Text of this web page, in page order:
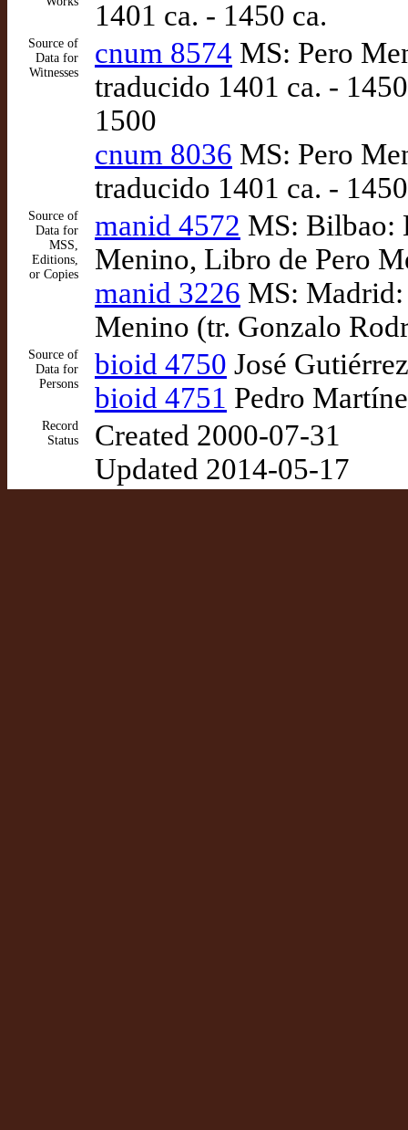
1401 ca. - 1450 ca.
Source of
Data for
Witnesses
cnum 8574 MS: Pero
traducido 1401 ca. -
1500
cnum 8036 MS: Pero
traducido 1401 ca. -
Source of
Data for
MSS,
Editions,
or Copies
manid 4572 MS: Bilbao:
Menino, Libro de Pero
manid 3226 MS:
Menino (tr. Gonzalo
Source of
Data for
Persons
bioid 4750 José
bioid 4751 Pedro
Record
Status
Created 2000-07-31
Updated 2014-05-17